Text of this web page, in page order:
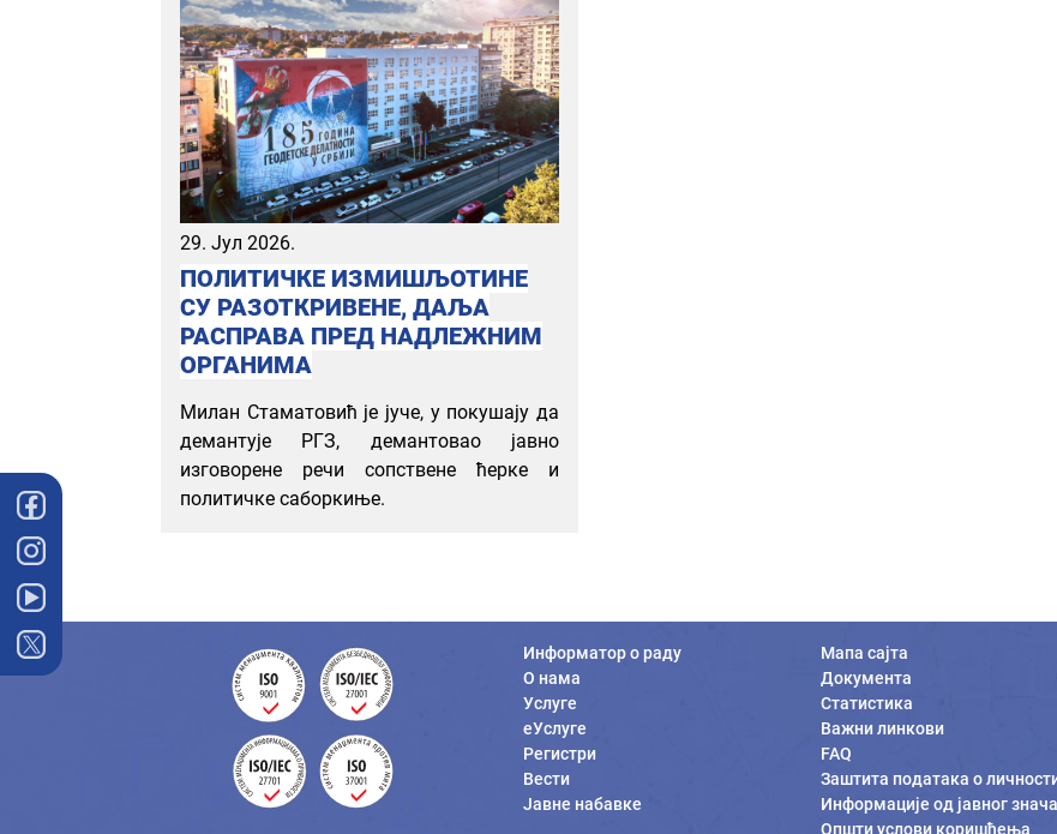
29. Јул 2026.
ПОЛИТИЧКЕ ИЗМИШЉОТИНЕ
СУ РАЗОТКРИВЕНЕ, ДАЉА
РАСПРАВА ПРЕД НАДЛЕЖНИМ
ОРГАНИМА
Милан Стаматовић је јуче, у покушају да
демантује РГЗ, демантовао јавно
изговорене речи сопствене ћерке и
политичке саборкиње.
Информатор о раду
О нама
Услуге
еУслуге
Регистри
Вести
Јавне набавке
Мапа сајта
Документа
Статистика
Важни линкови
FAQ
Заштита података о
Информације од јавног
Општи услови коришћења